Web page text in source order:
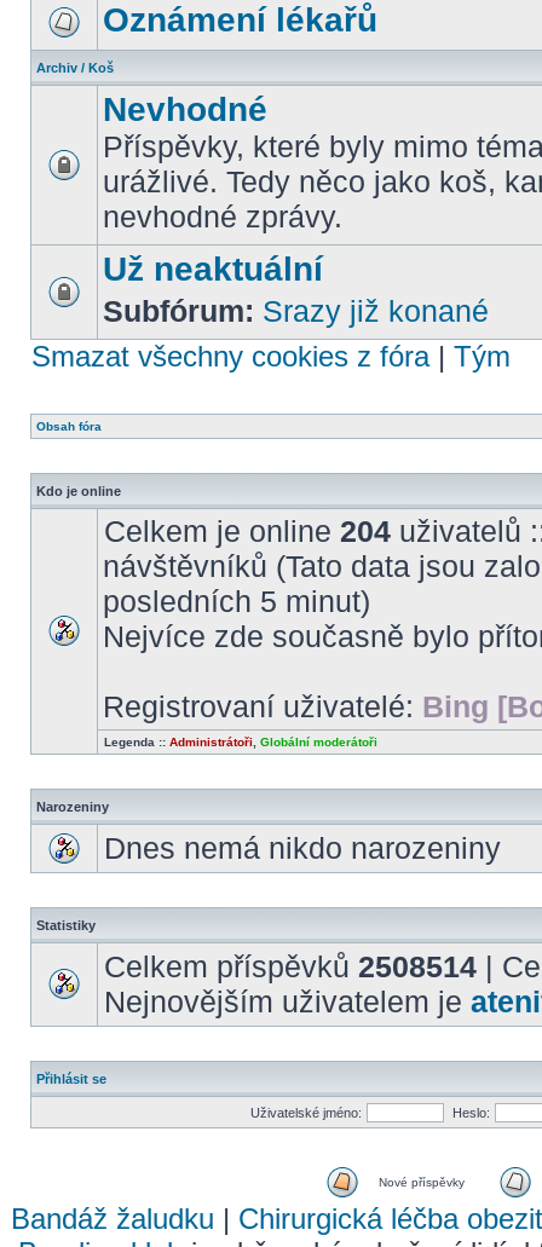
Oznámení lékařů
Archiv / Koš
Nevhodné
Příspěvky, které byly mimo
urážlivé. Tedy něco jako koš,
nevhodné zprávy.
Už neaktuální
Subfórum: Srazy již konané
Smazat všechny cookies z fóra| Tým
Obsah fóra
Kdo je online
Celkem je online 204 uživatelů
návštěvníků (Tato data jsou
posledních 5 minut)
Nejvíce zde současně bylo
Registrovaní uživatelé: Bing
Legenda :: Administrátoři Globální moderátoři
Narozeniny
Dnes nemá nikdo narozeniny
Statistiky
Celkem příspěvků 2508514 |
Nejnovějším uživatelem je
Přihlásit se
Uživatelské jméno: Heslo:
Nové příspěvky
Bandáž žaludku | Chirurgická léčba